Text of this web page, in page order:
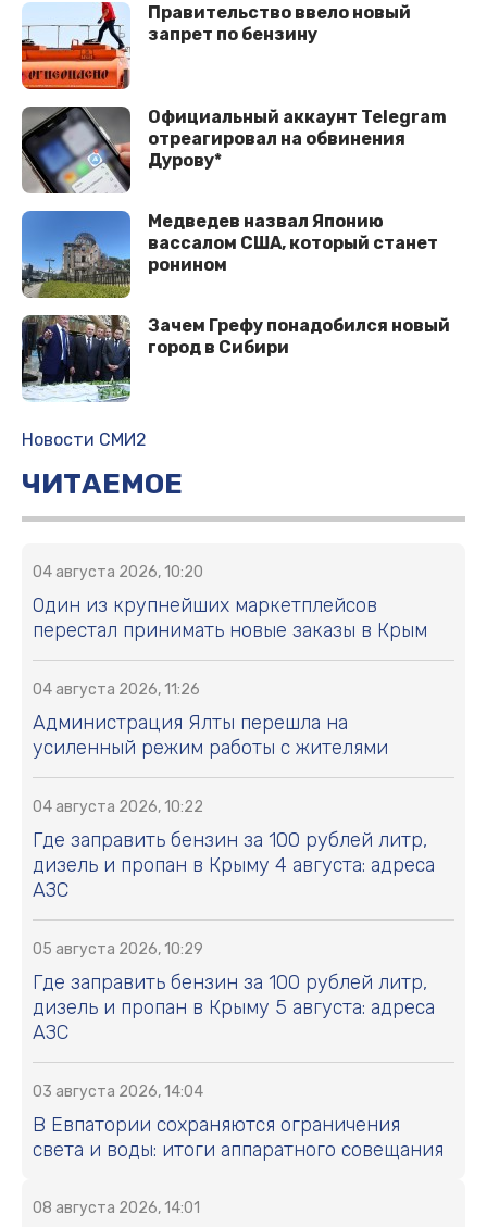
Правительство ввело новый
запрет по бензину
Официальный аккаунт Telegram
отреагировал на обвинения
Дурову*
Медведев назвал Японию
вассалом США, который станет
ронином
Зачем Грефу понадобился новый
город в Сибири
Новости СМИ2
ЧИТАЕМОЕ
04 августа 2026, 10:20
Один из крупнейших маркетплейсов
перестал принимать новые заказы в Крым
04 августа 2026, 11:26
Администрация Ялты перешла на
усиленный режим работы с жителями
04 августа 2026, 10:22
Где заправить бензин за 100 рублей литр,
дизель и пропан в Крыму 4 августа: адреса
АЗС
05 августа 2026, 10:29
Где заправить бензин за 100 рублей литр,
дизель и пропан в Крыму 5 августа: адреса
АЗС
03 августа 2026, 14:04
В Евпатории сохраняются ограничения
света и воды: итоги аппаратного совещания
08 августа 2026, 14:01